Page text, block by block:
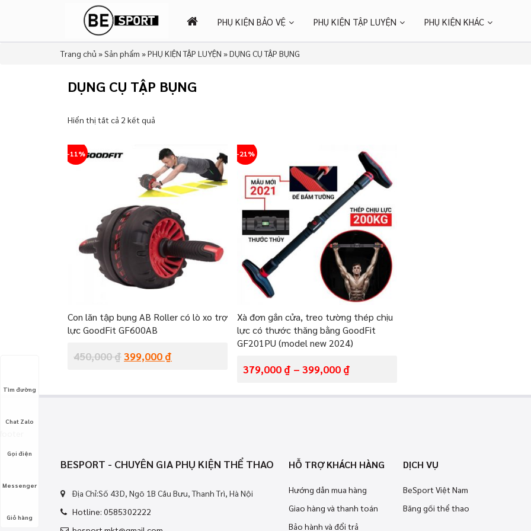
PHỤ KIỆN BẢO VỆ PHỤ KIỆN TẬP LUYỆN PHỤ KIỆN KHÁC
Trang chủ »Sản phẩm »PHỤ KIỆN TẬP LUYỆN »DỤNG CỤ TẬP BỤNG
DỤNG CỤ TẬP BỤNG
Hiển thị tất cả 2 kết quả
-11%
Con lăn tập bụng AB Roller có lò xo trợ
lực GoodFit GF600AB
450,000₫399,000 ₫
-21%
Xà đơn gắn cửa, treo tường thép chịu
lực có thước thăng bằng GoodFit
GF201PU (model new 2024)
379,000 ₫ – 399,000 ₫
BESPORT - CHUYÊN GIA PHỤ KIỆN THỂ THAO
Địa Chỉ:Số 43D, Ngõ 1B Cầu Bưu, Thanh Trì, Hà Nội
Hotline: 0585302222
HỖ TRỢ KHÁCH HÀNG
Hướng dẫn mua hàng
Giao hàng và thanh toán
Bảo hành và đổi trả
DỊCH VỤ
BeSport Việt Nam
Băng gối thể thao
Tìm đường
Chat Zalo
Gọi điện
Messenger
Giỏ hàng